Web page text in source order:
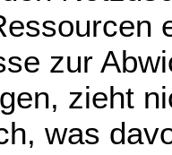
zur
zieht
was